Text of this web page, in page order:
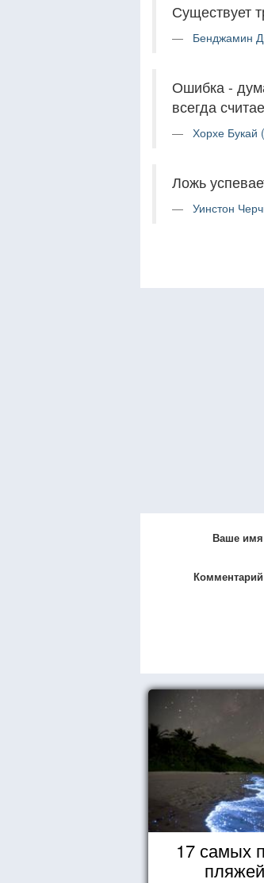
Существует
Бенджамин
Ошибка -
всегда
Хорхе Букай
Ложь
Уинстон
Ваше имя
Комментарий
17 самых